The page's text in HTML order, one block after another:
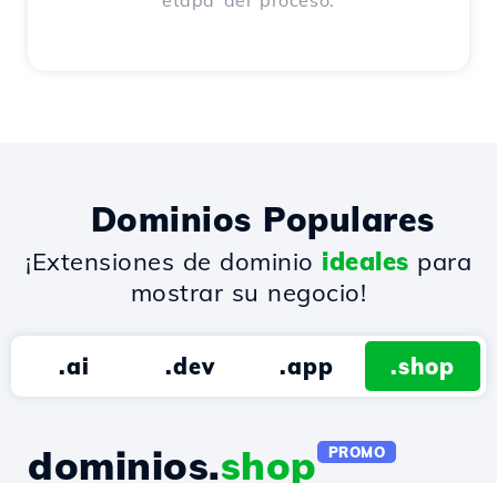
Dominios Populares
¡Extensiones de dominio ideales para
mostrar su negocio!
.ai .dev .app .shop
dominios.shop PROMO